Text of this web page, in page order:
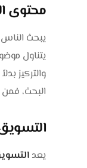
محتوى
يبحث
يتناول
والتركيز
البحث،
يعد